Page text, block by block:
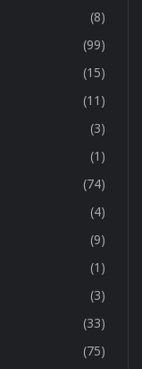
(8)
(99)
(15)
(11)
(3)
(1)
(74)
(4)
(9)
(1)
(3)
(33)
(75)